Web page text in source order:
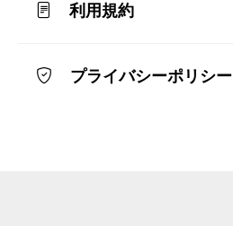
利用規約
プライバシーポリシー